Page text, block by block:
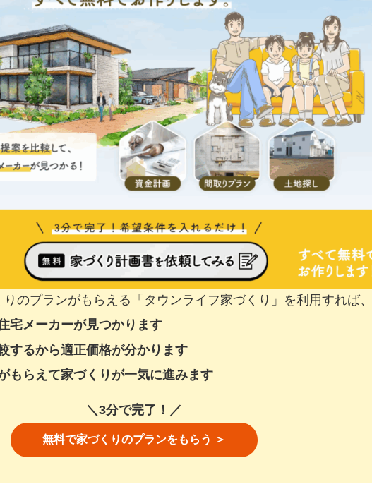
のプランがもらえる「タウンライフ家づくり」を利用すれば、
宅メーカーが見つかります
するから適正価格が分かります
もらえて家づくりが一気に進みます
＼3分で完了！／
無料で家づくりのプランをもらう ＞